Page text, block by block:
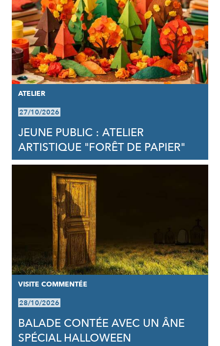
ATELIER
27/10/2026
JEUNE PUBLIC : ATELIER
ARTISTIQUE "FORÊT DE PAPIER"
VISITE COMMENTÉE
28/10/2026
BALADE CONTÉE AVEC UN ÂNE
SPÉCIAL HALLOWEEN